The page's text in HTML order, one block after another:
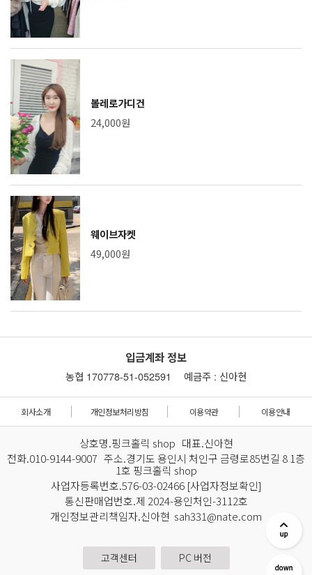
볼레로가디건
24,000원
웨이브자켓
49,000원
입금계좌 정보
농협 170778-51-052591 예금주 : 신아현
회사소개 개인정보처리방침 이용약관 이용안내
상호명.핑크홀릭 shop 대표.신아현
전화.010-9144-9007 주소.경기도 용인시 처인구 금령로85번길 8 1층
1호 핑크홀릭 shop
사업자등록번호.576-03-02466 [사업자정보확인]
통신판매업번호.제 2024-용인처인-3112호
개인정보관리책임자.신아현 sah331@nate.com
고객센터 PC 버전